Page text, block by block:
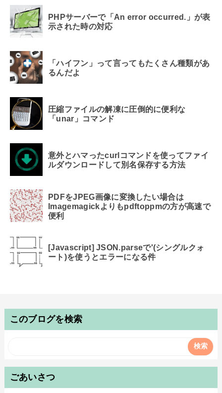
PHPサーバーで「An error occurred.」が表
示された時の対応
「ハイフン」って言ってもたくさん種類があ
るんだよ
圧縮ファイルの解凍に圧倒的に便利な
「unar」コマンド
意外とハマったcurlコマンドを使ってファイ
ルダウンロードして別名保存する方法
PDFをJPEG画像に変換したい場合は
Imagemagickよりもpdftoppmの方が高速で
便利
[Javascript] JSON.parseで'(シングルクォ
ート)を使うとエラーになる件
このブログを検索
ごあいさつ